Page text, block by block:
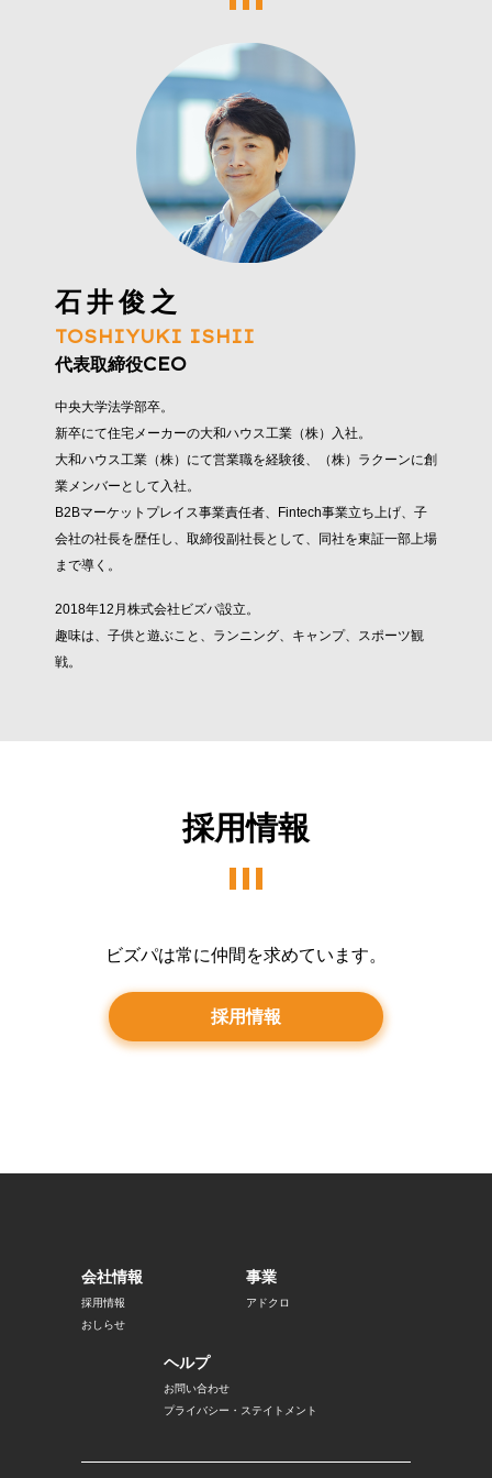
石井俊之
TOSHIYUKI ISHII
代表取締役CEO
中央大学法学部卒。
新卒にて住宅メーカーの大和ハウス工業（株）入社。
大和ハウス工業（株）にて営業職を経験後、（株）ラクーンに創
業メンバーとして入社。
B2Bマーケットプレイス事業責任者、Fintech事業立ち上げ、子
会社の社長を歴任し、取締役副社長として、同社を東証一部上場
まで導く。
2018年12月株式会社ビズパ設立。
趣味は、子供と遊ぶこと、ランニング、キャンプ、スポーツ観
戦。
採用情報
ビズパは常に仲間を求めています。
採用情報
会社情報
採用情報
おしらせ
事業
アドクロ
ヘルプ
お問い合わせ
プライバシー・ステイトメント